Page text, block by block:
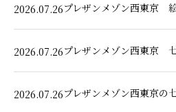
2026.07.26プレザンメゾン西東京
2026.07.26プレザンメゾン西東京
2026.07.26プレザンメゾン西東京の